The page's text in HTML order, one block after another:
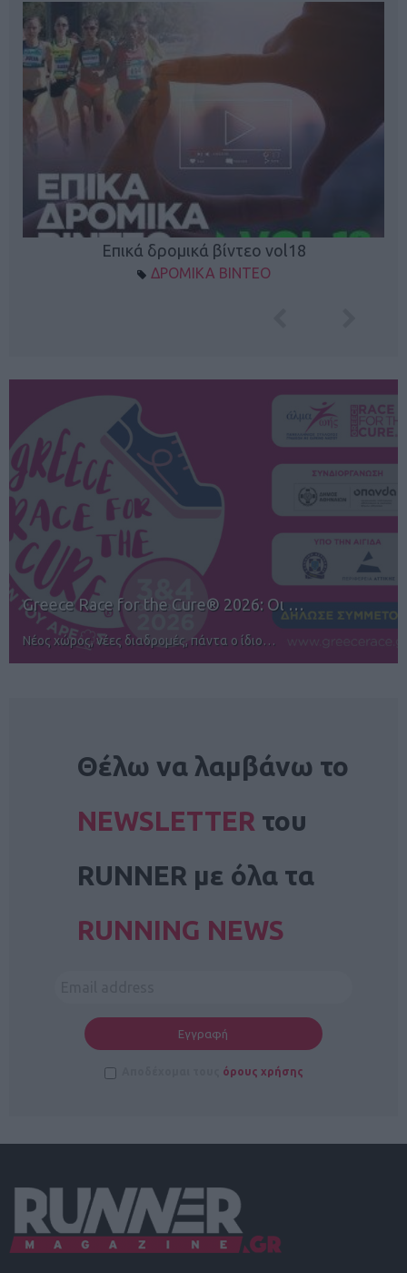
Επικά δρομικά βίντεο vol18
ΔΡΟΜΙΚΑ ΒΙΝΤΕΟ
12ος TUI Rhodes Marathon: Άνοιγμα ε…
Αγώνες για όλους στην Ρόδο
Θέλω να λαμβάνω το
NEWSLETTER του
RUNNER με όλα τα
RUNNING NEWS
όρους χρήσης